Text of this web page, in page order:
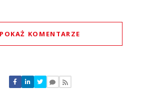
POKAŻ KOMENTARZE
Nie znaleziono komentarzy
swoje komentarze